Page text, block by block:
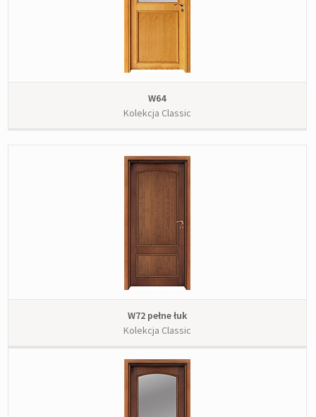
W64
Kolekcja Classic
W72 pełne łuk
Kolekcja Classic